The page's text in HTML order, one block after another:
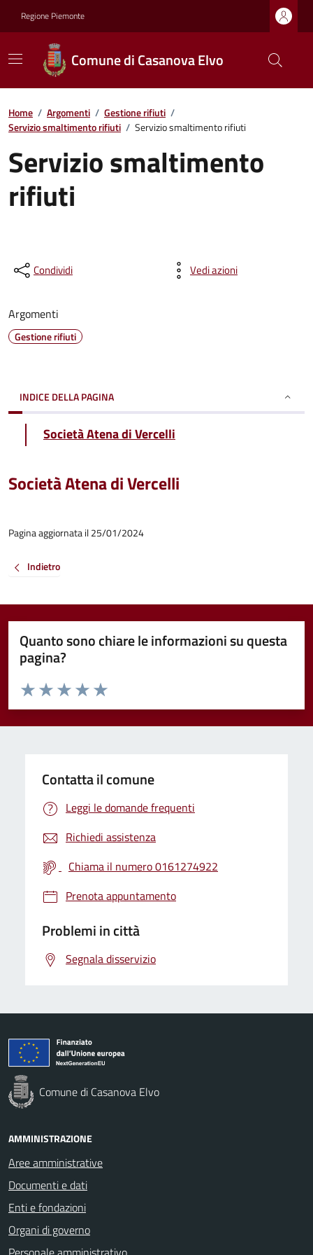
Regione Piemonte
Comune di Casanova Elvo
Home / Argomenti / Gestione rifiuti /
Servizio smaltimento rifiuti / Servizio smaltimento rifiuti
Servizio smaltimento
rifiuti
Condividi Vedi azioni
Argomenti
Gestione rifiuti
INDICE DELLA PAGINA
Società Atena di Vercelli
Società Atena di Vercelli
Pagina aggiornata il 25/01/2024
Indietro
Quanto sono chiare le informazioni su questa
pagina?
Valuta da 1 a 5 stelle la pagina
Valuta 5 stelle su 5
Valuta 4 stelle su 5
Valuta 3 stelle su 5
Valuta 2 stelle su 5
Valuta 1 stelle su 5
Contatta il comune
Leggi le domande frequenti
Richiedi assistenza
Chiama il numero 0161274922
Prenota appuntamento
Problemi in città
Segnala disservizio
Comune di Casanova Elvo
AMMINISTRAZIONE
Aree amministrative
Documenti e dati
Enti e fondazioni
Organi di governo